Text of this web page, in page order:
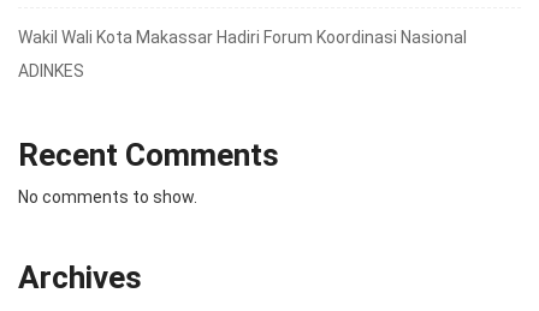
Wakil Wali Kota Makassar Hadiri Forum Koordinasi Nasional
ADINKES
Recent Comments
No comments to show.
Archives